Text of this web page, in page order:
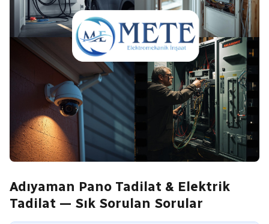
Adıyaman Pano Tadilat & Elektrik
Tadilat — Sık Sorulan Sorular